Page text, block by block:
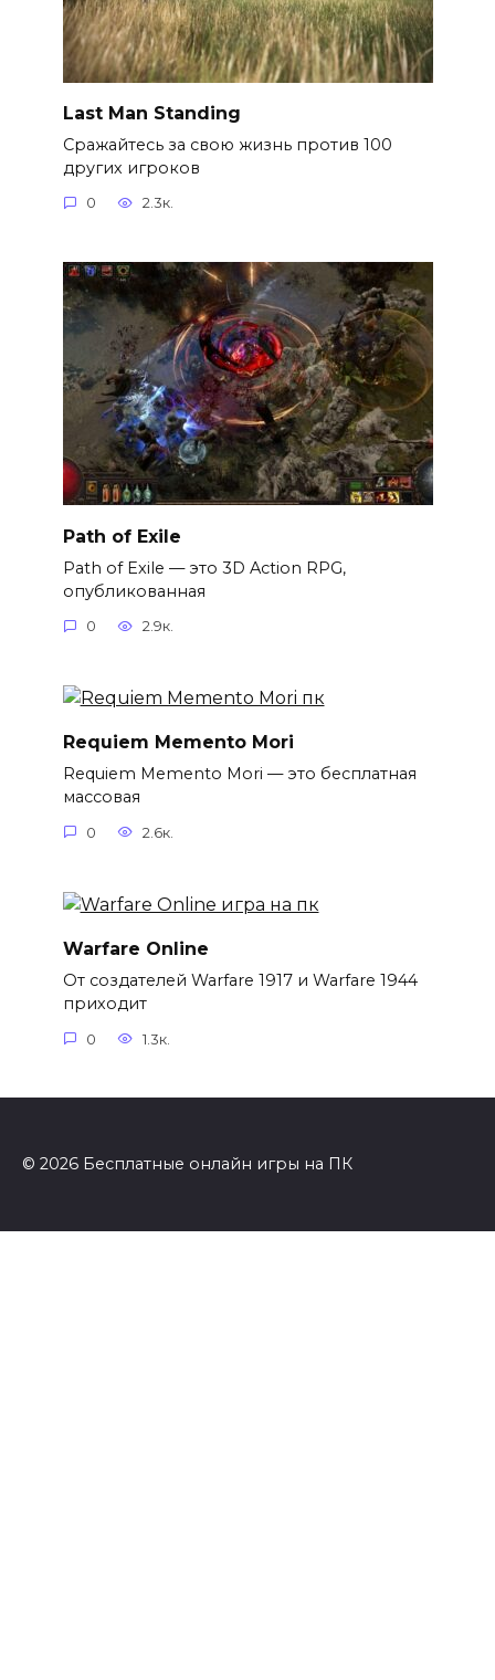
Last Man Standing
Сражайтесь за свою жизнь против 100
других игроков
0 2.3к.
Path of Exile
Path of Exile — это 3D Action RPG,
опубликованная
0 2.9к.
Requiem Memento Mori
Requiem Memento Mori — это бесплатная
массовая
0 2.6к.
Warfare Online
От создателей Warfare 1917 и Warfare 1944
приходит
0 1.3к.
© 2026 Бесплатные онлайн игры на ПК